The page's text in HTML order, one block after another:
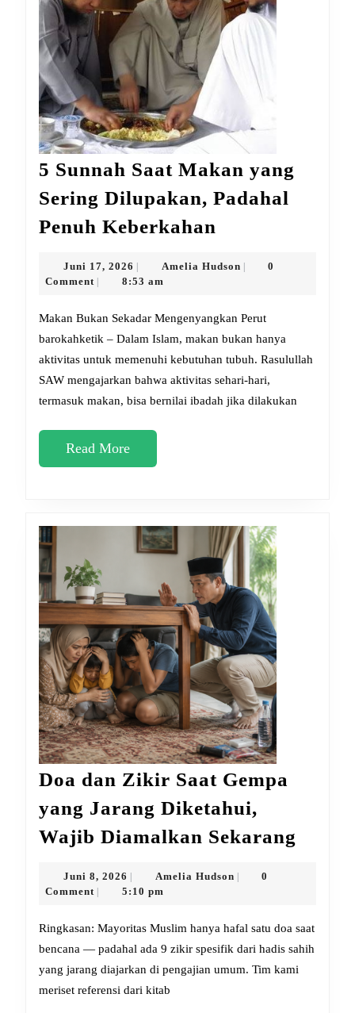
5 Sunnah Saat Makan yang
Sering Dilupakan, Padahal
Penuh Keberkahan
Saat
yang
Sering
Dilupakan,
Padahal
Penuh
Juni 17, 2026 Juni
17,
Amelia HudsonAmelia
0
Comment
8:53 am
Makan Bukan Sekadar Mengenyangkan Perut
barokahketik – Dalam Islam, makan bukan hanya
aktivitas untuk memenuhi kebutuhan tubuh. Rasulullah
SAW mengajarkan bahwa aktivitas sehari-hari,
termasuk makan, bisa bernilai ibadah jika dilakukan
Read MoreRead
More
Doa dan Zikir Saat Gempa
yang Jarang Diketahui,
Wajib Diamalkan Sekarang
yang
Juni 8, 2026 Juni
8,
Amelia HudsonAmelia
0
Comment
5:10 pm
Ringkasan: Mayoritas Muslim hanya hafal satu doa saat
bencana — padahal ada 9 zikir spesifik dari hadis sahih
yang jarang diajarkan di pengajian umum. Tim kami
meriset referensi dari kitab